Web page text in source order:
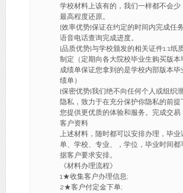
学校材料上该有的，我们一样都不会少
最高程度还原。
[效率优势]保证在约定的时间内完成任
语音电话查询完成进度。
[品质优势]与学校颁发的相关证件1:1纸
制定（定期向各大院校毕业生购买版本
成绩单保证您拿到的是学校内部版本毕
绩单）
[保密优势]我们绝不向任何个人或组织
隐私，致力于在充分保护你隐私的前提
您提供更优质的体验和服务。完成交易
客户资料
上述材料，随时都可以安排办理，毕业
单、学校、专业、，学位，毕业时间都
据客户要求安排。
《材料办理流程》
1★收集客户办理信息;
2★客户付定金下单;